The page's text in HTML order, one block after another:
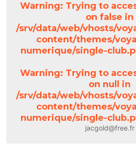
Warning: Trying to
on false in
/srv/data/web/vhosts/
content/themes/
numerique/single-
Warning: Trying to
on null in
/srv/data/web/vhosts/
content/themes/
numerique/single-
jacgold@free.fr